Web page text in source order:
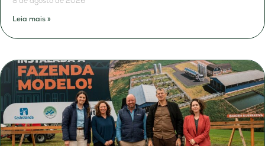
Leia mais »